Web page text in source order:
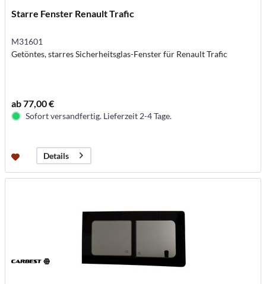
Starre Fenster Renault Trafic
M31601
Getöntes, starres Sicherheitsglas-Fenster für Renault Trafic
ab 77,00 €
Sofort versandfertig. Lieferzeit 2-4 Tage.
Details